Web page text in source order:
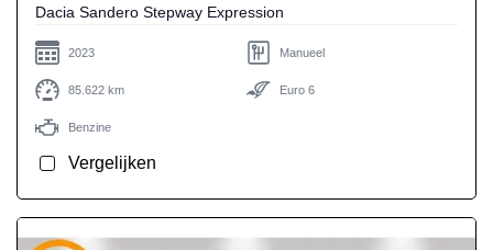
Dacia Sandero Stepway Expression
2023 Manueel
85.622 km Euro 6
Benzine
Vergelijken